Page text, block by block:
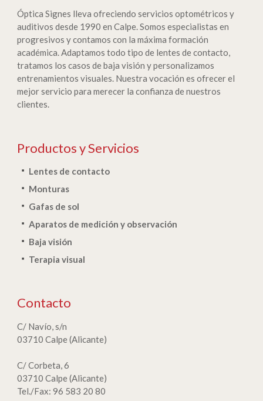
Óptica Signes lleva ofreciendo servicios optométricos y
auditivos desde 1990 en Calpe. Somos especialistas en
progresivos y contamos con la máxima formación
académica. Adaptamos todo tipo de lentes de contacto,
tratamos los casos de baja visión y personalizamos
entrenamientos visuales. Nuestra vocación es ofrecer el
mejor servicio para merecer la confianza de nuestros
clientes.
Productos y Servicios
Lentes de contacto
Monturas
Gafas de sol
Aparatos de medición y observación
Baja visión
Terapia visual
Contacto
C/ Navío, s/n
03710 Calpe (Alicante)
C/ Corbeta, 6
03710 Calpe (Alicante)
Tel./Fax: 96 583 20 80